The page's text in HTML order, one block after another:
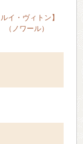
イ・ヴィトン】
ノワール）